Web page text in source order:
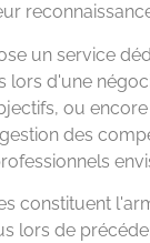
un service
lors d'une
ou
des
constituent
lors de